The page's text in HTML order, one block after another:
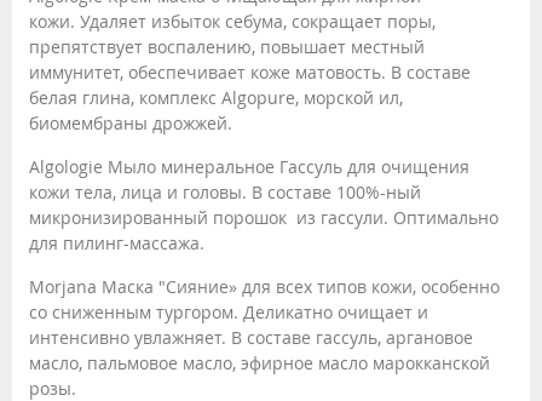
кожи. Удаляет избыток себума, сокращает поры,
препятствует воспалению, повышает местный
иммунитет, обеспечивает коже матовость. В составе
белая глина, комплекс Algopure, морской ил,
биомембраны дрожжей.
Algologie Мыло минеральное Гассуль для очищения
кожи тела, лица и головы. В составе 100%-ный
микронизированный порошок из гассули. Оптимально
для пилинг-массажа.
Morjana Маска "Сияние» для всех типов кожи, особенно
со сниженным тургором. Деликатно очищает и
интенсивно увлажняет. В составе гассуль, аргановое
масло, пальмовое масло, эфирное масло марокканской
розы.